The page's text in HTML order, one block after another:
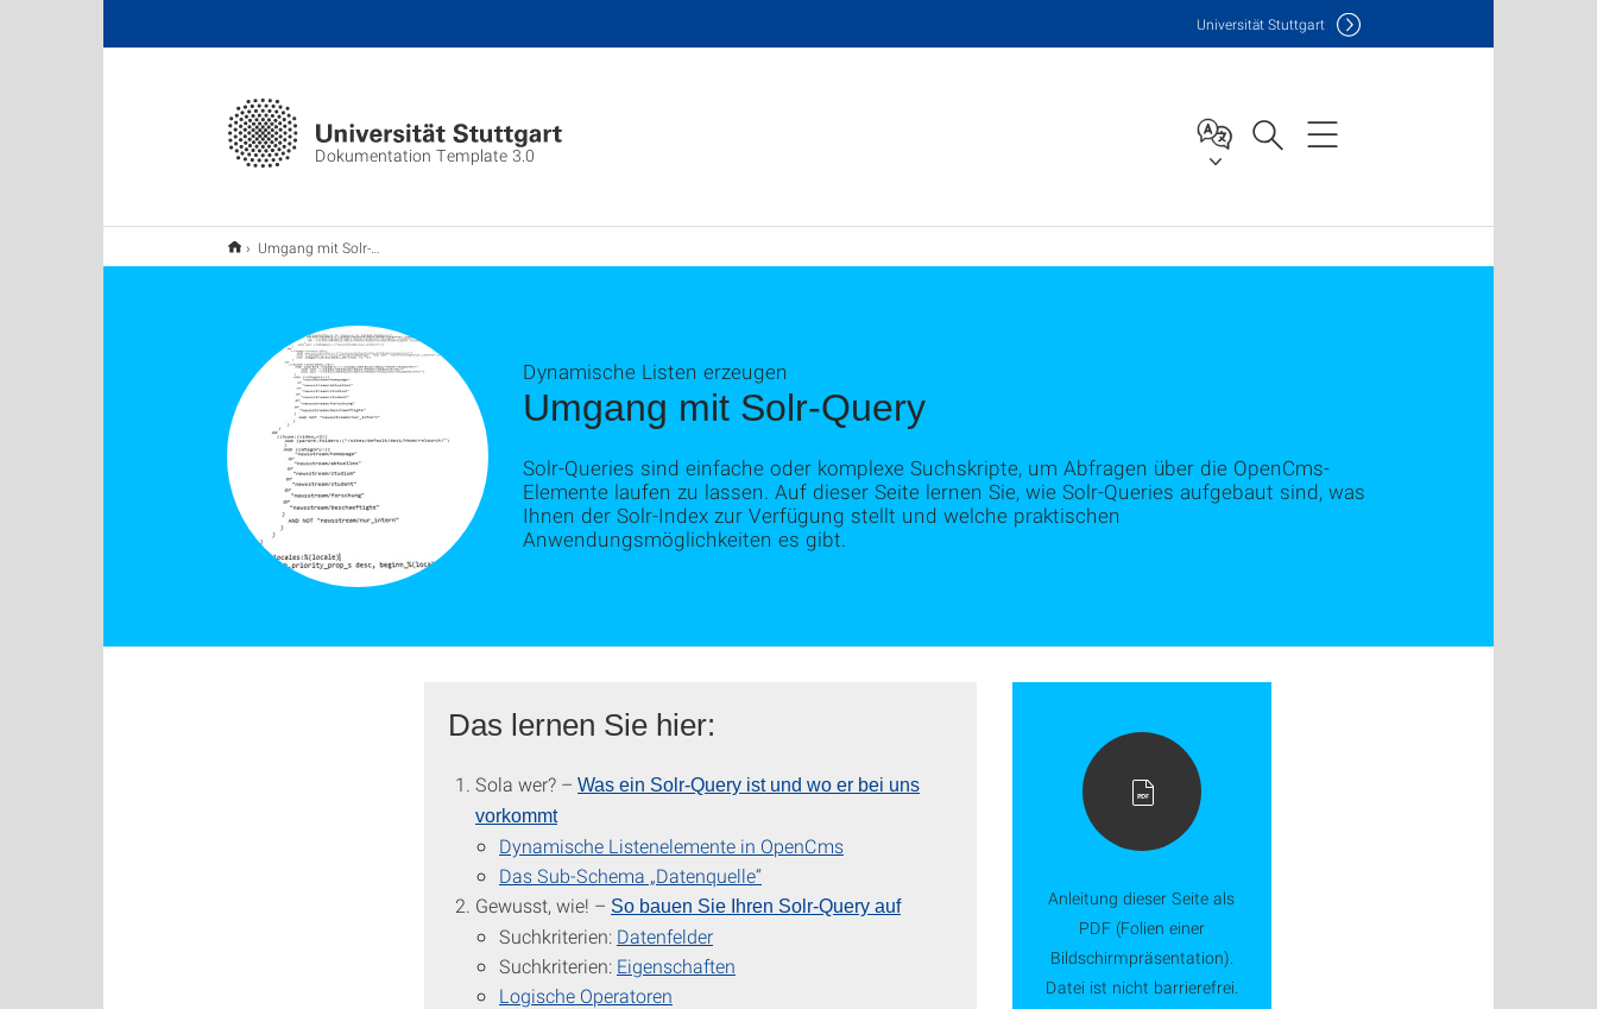
Dokumentation Template 3.0
Universität Stuttgart
Umgang mit Solr-Query
Umgang mit Solr-Query
Dynamische Listen erzeugen
Solr-Queries sind einfache oder komplexe Suchskripte, um Abfragen über die OpenCms-
Elemente laufen zu lassen. Auf dieser Seite lernen Sie, wie Solr-Queries aufgebaut sind, was
Ihnen der Solr-Index zur Verfügung stellt und welche praktischen
Anwendungsmöglichkeiten es gibt.
Anleitung dieser Seite als
PDF (Folien einer
Bildschirmpräsentation).
Datei ist nicht barrierefrei.
Das lernen Sie hier:
Sola wer? – Was ein Solr-Query ist und wo er bei uns
vorkommt
Dynamische Listenelemente in OpenCms
Das Sub-Schema „Datenquelle“
Gewusst, wie! – So bauen Sie Ihren Solr-Query auf
Suchkriterien: Datenfelder
Suchkriterien: Eigenschaften
Logische Operatoren